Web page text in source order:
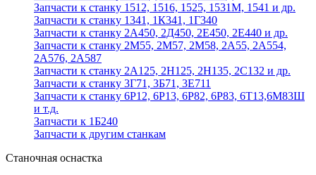
Запчасти к станку 1512, 1516, 1525, 1531М, 1541 и др.
Запчасти к станку 1341, 1К341, 1Г340
Запчасти к станку 2А450, 2Д450, 2Е450, 2Е440 и др.
Запчасти к станку 2М55, 2М57, 2М58, 2А55, 2А554,
2А576, 2А587
Запчасти к станку 2А125, 2Н125, 2Н135, 2С132 и др.
Запчасти к станку 3Г71, 3Б71, 3Е711
Запчасти к станку 6Р12, 6Р13, 6Р82, 6Р83, 6Т13,6М83Ш
и т.д.
Запчасти к 1Б240
Запчасти к другим станкам
Станочная оснастка